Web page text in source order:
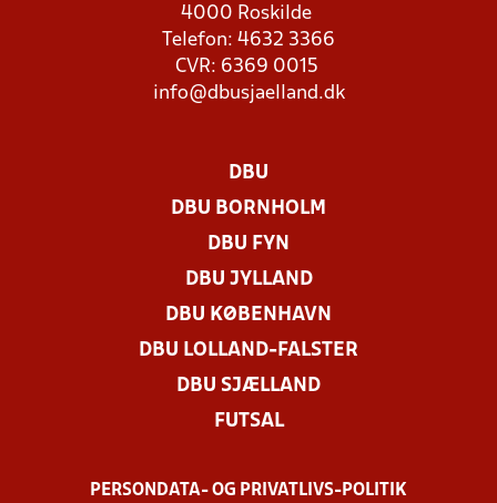
4000 Roskilde
Telefon: 4632 3366
CVR: 6369 0015
info@dbusjaelland.dk
DBU
DBU BORNHOLM
DBU FYN
DBU JYLLAND
DBU KØBENHAVN
DBU LOLLAND-FALSTER
DBU SJÆLLAND
FUTSAL
PERSONDATA- OG PRIVATLIVS-POLITIK